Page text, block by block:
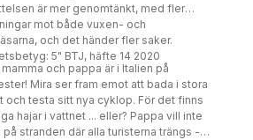
är mer genomtänkt, med fler
mot både vuxen- och
och det händer fler saker.
5" BTJ, häfte 14 2020
mamma och pappa är i Italien på
Mira ser fram emot att bada i stora
och testa sitt nya cyklop. För det finns
hajar i vattnet ... eller? Pappa vill inte
på stranden där alla turisterna trängs --